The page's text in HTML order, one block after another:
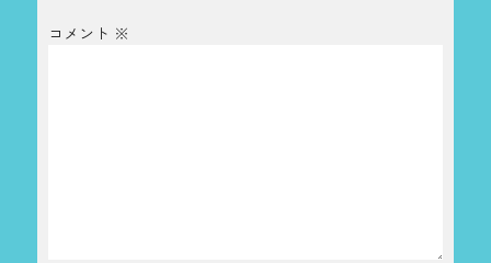
コメント ※